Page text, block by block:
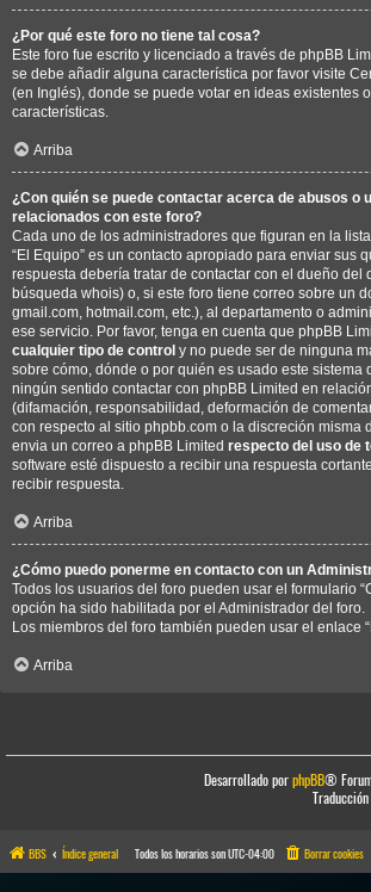
¿Por qué este foro no tiene tal cosa?
Este foro fue escrito y licenciado a través de phpBB
se debe añadir alguna característica por favor visite
(en Inglés), donde se puede votar en ideas existentes
características.
Arriba
¿Con quién se puede contactar acerca de abusos o
relacionados con este foro?
Cada uno de los administradores que figuran en la
“El Equipo” es un contacto apropiado para enviar sus
respuesta debería tratar de contactar con el dueño del
búsqueda whois) o, si este foro tiene correo sobre un
gmail.com, hotmail.com, etc.), al departamento o
ese servicio. Por favor, tenga en cuenta que phpBB
cualquier tipo de control y no puede ser de ninguna
sobre cómo, dónde o por quién es usado este sistema
ningún sentido contactar con phpBB Limited en
(difamación, responsabilidad, deformación de
con respecto al sitio phpbb.com o la discreción misma
envia un correo a phpBB Limited respecto del uso de
software esté dispuesto a recibir una respuesta
recibir respuesta.
Arriba
¿Cómo puedo ponerme en contacto con un
Todos los usuarios del foro pueden usar el formulario
opción ha sido habilitada por el Administrador del foro.
Los miembros del foro también pueden usar el enlace
Arriba
Desarrollado porphpBB®
BBS Índice general Todos los horarios sonUTC-04:00 Borrar cookies